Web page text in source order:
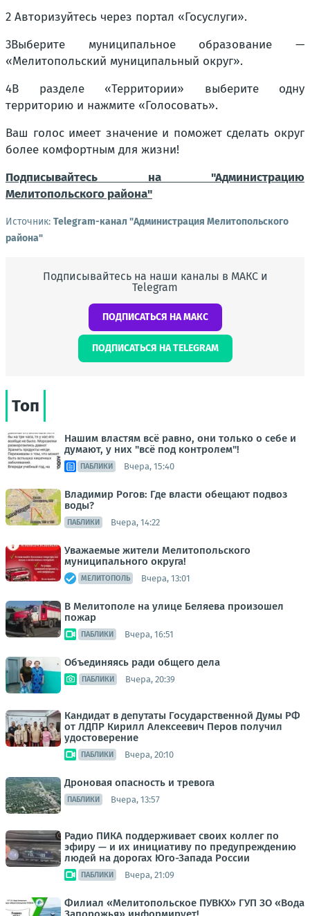
2 Авторизуйтесь через портал «Госуслуги».
3Выберите муниципальное образование —
«Мелитопольский муниципальный округ».
4В разделе «Территории» выберите одну
территорию и нажмите «Голосовать».
Ваш голос имеет значение и поможет сделать округ
более комфортным для жизни!
Подписывайтесь на "Администрацию
Мелитопольского района"
Источник: Telegram-канал "Администрация Мелитопольского
района"
Подписывайтесь на наши каналы в МАКС и
Telegram
ПОДПИСАТЬСЯ НА МАКС
ПОДПИСАТЬСЯ НА TELEGRAM
Топ
Нашим властям всё равно, они только о себе и
думают, у них "всё под контролем"!
ПАБЛИКИ Вчера, 15:40
Владимир Рогов: Где власти обещают подвоз
воды?
ПАБЛИКИ Вчера, 14:22
Уважаемые жители Мелитопольского
муниципального округа!
МЕЛИТОПОЛЬ Вчера, 13:01
В Мелитополе на улице Беляева произошел
пожар
ПАБЛИКИ Вчера, 16:51
Объединяясь ради общего дела
ПАБЛИКИ Вчера, 20:39
Кандидат в депутаты Государственной Думы РФ
от ЛДПР Кирилл Алексеевич Перов получил
удостоверение
ПАБЛИКИ Вчера, 20:10
Дроновая опасность и тревога
ПАБЛИКИ Вчера, 13:57
Радио ПИКА поддерживает своих коллег по
эфиру — и их инициативу по предупреждению
людей на дорогах Юго-Запада России
ПАБЛИКИ Вчера, 21:09
Филиал «Мелитопольское ПУВКХ» ГУП ЗО «Вода